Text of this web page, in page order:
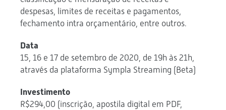
despesas, limites de receitas e pagamentos,
fechamento intra orçamentário, entre outros.
Data
15, 16 e 17 de setembro de 2020, de 19h às 21h,
através da plataforma Sympla Streaming (Beta)
Investimento
R$294,00 (inscrição, apostila digital em PDF,